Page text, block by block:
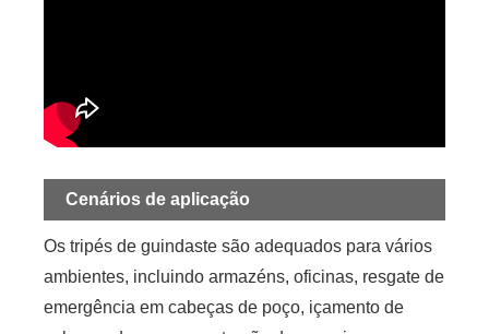
Cenários de aplicação
Os tripés de guindaste são adequados para vários
ambientes, incluindo armazéns, oficinas, resgate de
emergência em cabeças de poço, içamento de